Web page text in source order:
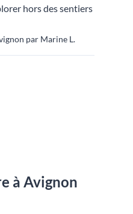
hors des sentiers
par Marine L.
à Avignon